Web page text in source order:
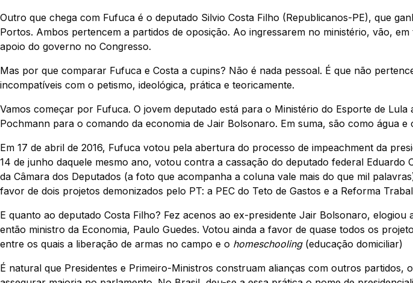
Outro que chega com Fufuca é o deputado Silvio Costa Filho (Republicanos-PE), que
Portos. Ambos pertencem a partidos de oposição. Ao ingressarem no ministério, vão, em
apoio do governo no Congresso.
Mas por que comparar Fufuca e Costa a cupins? Não é nada pessoal. É que não
incompatíveis com o petismo, ideológica, prática e teoricamente.
Vamos começar por Fufuca. O jovem deputado está para o Ministério do Esporte de Lula
Pochmann para o comando da economia de Jair Bolsonaro. Em suma, são como água e
Em 17 de abril de 2016, Fufuca votou pela abertura do processo de impeachment da
14 de junho daquele mesmo ano, votou contra a cassação do deputado federal Eduardo
da Câmara dos Deputados (a foto que acompanha a coluna vale mais do que mil
favor de dois projetos demonizados pelo PT: a PEC do Teto de Gastos e a Reforma
E quanto ao deputado Costa Filho? Fez acenos ao ex-presidente Jair Bolsonaro, elogiou
então ministro da Economia, Paulo Guedes. Votou ainda a favor de quase todos os
entre os quais a liberação de armas no campo e o homeschooling(educação domiciliar)
É natural que Presidentes e Primeiro-Ministros construam alianças com outros partidos,